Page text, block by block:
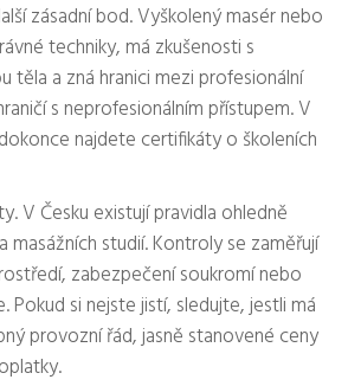
zásadní bod. Vyškolený masér nebo
techniky, má zkušenosti s
těla a zná hranici mezi profesionální
s neprofesionálním přístupem. V
najdete certifikáty o školeních
V Česku existují pravidla ohledně
studií. Kontroly se zaměřují
zabezpečení soukromí nebo
Pokud si nejste jistí, sledujte, jestli má
provozní řád, jasně stanovené ceny